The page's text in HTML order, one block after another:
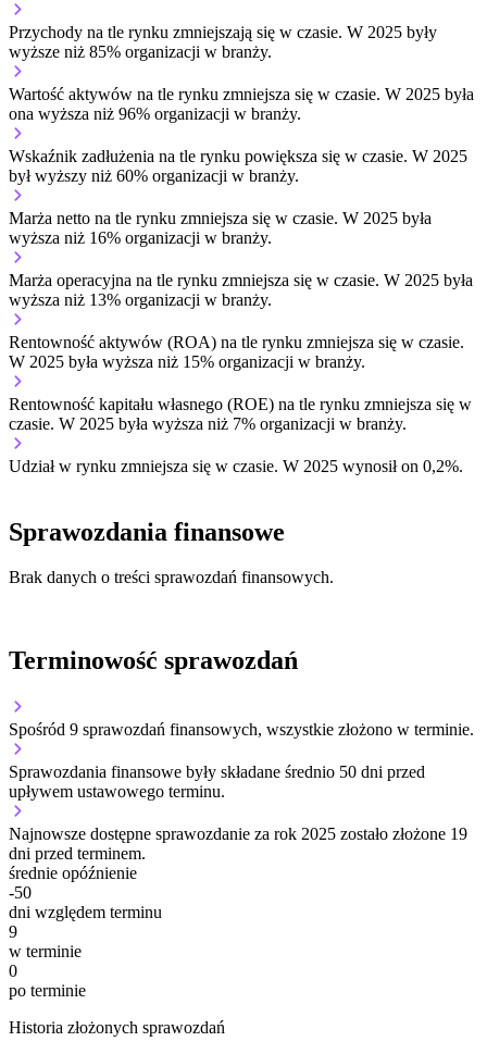
Przychody na tle rynku zmniejszają się w czasie. W 2025 były
wyższe niż 85% organizacji w branży.
Wartość aktywów na tle rynku zmniejsza się w czasie. W 2025 była
ona wyższa niż 96% organizacji w branży.
Wskaźnik zadłużenia na tle rynku powiększa się w czasie. W 2025
był wyższy niż 60% organizacji w branży.
Marża netto na tle rynku zmniejsza się w czasie. W 2025 była
wyższa niż 16% organizacji w branży.
Marża operacyjna na tle rynku zmniejsza się w czasie. W 2025 była
wyższa niż 13% organizacji w branży.
Rentowność aktywów (ROA) na tle rynku zmniejsza się w czasie.
W 2025 była wyższa niż 15% organizacji w branży.
Rentowność kapitału własnego (ROE) na tle rynku zmniejsza się w
czasie. W 2025 była wyższa niż 7% organizacji w branży.
Udział w rynku zmniejsza się w czasie. W 2025 wynosił on 0,2%.
Sprawozdania finansowe
Brak danych o treści sprawozdań finansowych.
Terminowość sprawozdań
Spośród 9 sprawozdań finansowych, wszystkie złożono w terminie.
Sprawozdania finansowe były składane średnio 50 dni przed
upływem ustawowego terminu.
Najnowsze dostępne sprawozdanie za rok 2025 zostało złożone 19
dni przed terminem.
średnie opóźnienie
-50
dni względem terminu
9
w terminie
0
po terminie
Historia złożonych sprawozdań